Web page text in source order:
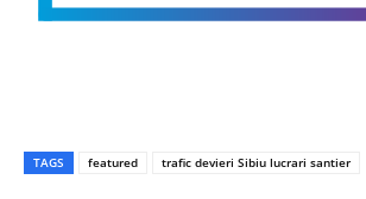
TAGS featured trafic devieri Sibiu lucrari santier